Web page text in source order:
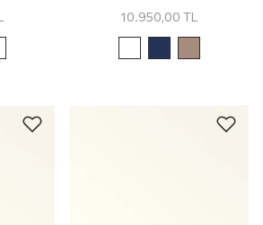
10.950,00 TL